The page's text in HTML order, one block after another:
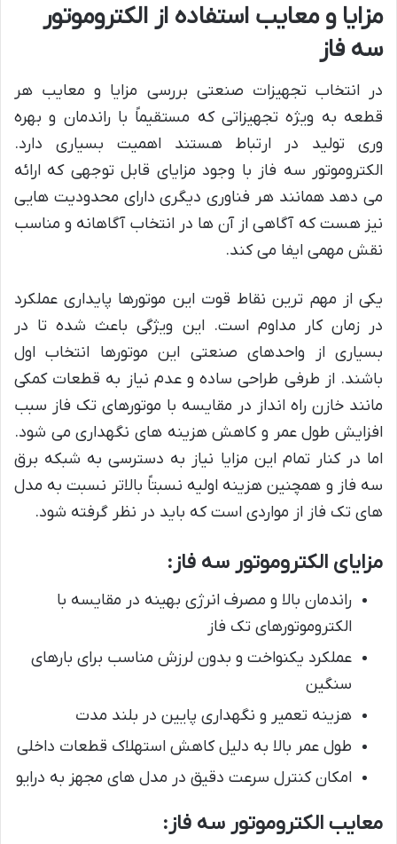
مزایا و معایب استفاده از الکتروموتور
سه فاز
در انتخاب تجهیزات صنعتی بررسی مزایا و معایب هر
قطعه به ویژه تجهیزاتی که مستقیماً با راندمان و بهره
وری تولید در ارتباط هستند اهمیت بسیاری دارد.
الکتروموتور سه فاز با وجود مزایای قابل توجهی که ارائه
می دهد همانند هر فناوری دیگری دارای محدودیت هایی
نیز هست که آگاهی از آن ها در انتخاب آگاهانه و مناسب
نقش مهمی ایفا می کند.
یکی از مهم ترین نقاط قوت این موتورها پایداری عملکرد
در زمان کار مداوم است. این ویژگی باعث شده تا در
بسیاری از واحدهای صنعتی این موتورها انتخاب اول
باشند. از طرفی طراحی ساده و عدم نیاز به قطعات کمکی
مانند خازن راه انداز در مقایسه با موتورهای تک فاز سبب
افزایش طول عمر و کاهش هزینه های نگهداری می شود.
اما در کنار تمام این مزایا نیاز به دسترسی به شبکه برق
سه فاز و همچنین هزینه اولیه نسبتاً بالاتر نسبت به مدل
های تک فاز از مواردی است که باید در نظر گرفته شود.
مزایای الکتروموتور سه فاز:
راندمان بالا و مصرف انرژی بهینه در مقایسه با
الکتروموتورهای تک فاز
عملکرد یکنواخت و بدون لرزش مناسب برای بارهای
سنگین
هزینه تعمیر و نگهداری پایین در بلند مدت
طول عمر بالا به دلیل کاهش استهلاک قطعات داخلی
امکان کنترل سرعت دقیق در مدل های مجهز به درایو
معایب الکتروموتور سه فاز: